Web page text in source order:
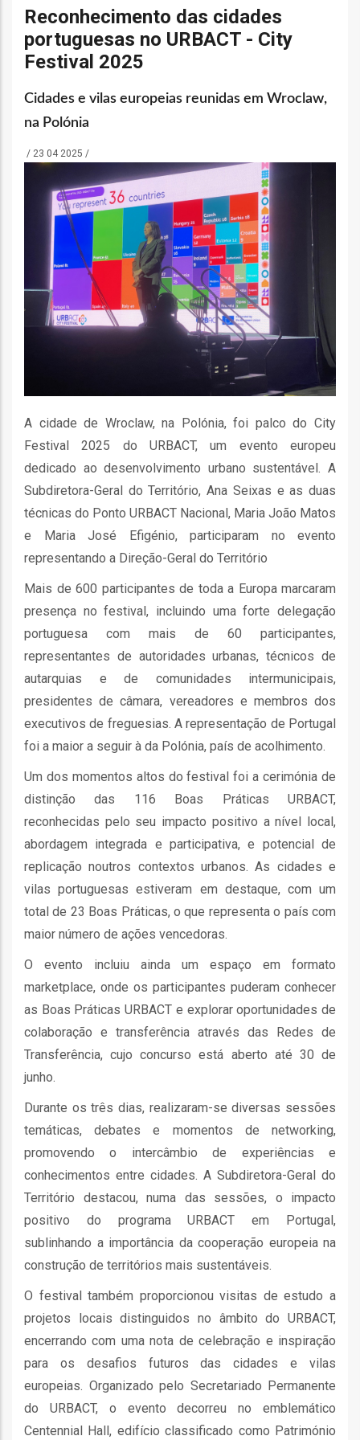
Reconhecimento das cidades
portuguesas no URBACT - City
Festival 2025
Cidades e vilas europeias reunidas em Wroclaw,
na Polónia
/ 23 04 2025 /
A cidade de Wroclaw, na Polónia, foi palco do City
Festival 2025 do URBACT, um evento europeu
dedicado ao desenvolvimento urbano sustentável. A
Subdiretora-Geral do Território, Ana Seixas e as duas
técnicas do Ponto URBACT Nacional, Maria João Matos
e Maria José Efigénio, participaram no evento
representando a Direção-Geral do Território
Mais de 600 participantes de toda a Europa marcaram
presença no festival, incluindo uma forte delegação
portuguesa com mais de 60 participantes,
representantes de autoridades urbanas, técnicos de
autarquias e de comunidades intermunicipais,
presidentes de câmara, vereadores e membros dos
executivos de freguesias. A representação de Portugal
foi a maior a seguir à da Polónia, país de acolhimento.
Um dos momentos altos do festival foi a cerimónia de
distinção das 116 Boas Práticas URBACT,
reconhecidas pelo seu impacto positivo a nível local,
abordagem integrada e participativa, e potencial de
replicação noutros contextos urbanos. As cidades e
vilas portuguesas estiveram em destaque, com um
total de 23 Boas Práticas, o que representa o país com
maior número de ações vencedoras.
O evento incluiu ainda um espaço em formato
marketplace, onde os participantes puderam conhecer
as Boas Práticas URBACT e explorar oportunidades de
colaboração e transferência através das Redes de
Transferência, cujo concurso está aberto até 30 de
junho.
Durante os três dias, realizaram-se diversas sessões
temáticas, debates e momentos de networking,
promovendo o intercâmbio de experiências e
conhecimentos entre cidades. A Subdiretora-Geral do
Território destacou, numa das sessões, o impacto
positivo do programa URBACT em Portugal,
sublinhando a importância da cooperação europeia na
construção de territórios mais sustentáveis.
O festival também proporcionou visitas de estudo a
projetos locais distinguidos no âmbito do URBACT,
encerrando com uma nota de celebração e inspiração
para os desafios futuros das cidades e vilas
europeias. Organizado pelo Secretariado Permanente
do URBACT, o evento decorreu no emblemático
Centennial Hall, edifício classificado como Património